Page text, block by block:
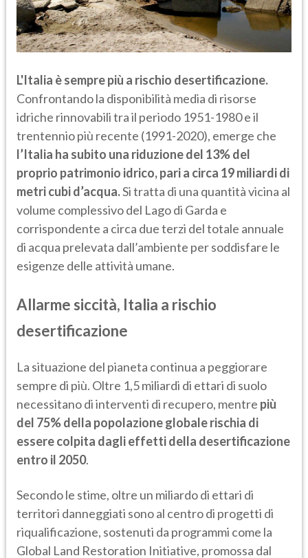
L'Italia è sempre più a rischio desertificazione.
Confrontando la disponibilità media di risorse
idriche rinnovabili tra il periodo 1951-1980 e il
trentennio più recente (1991-2020), emerge che
l’Italia ha subito una riduzione del 13% del
proprio patrimonio idrico, pari a circa 19 miliardi di
metri cubi d’acqua.Si tratta di una quantità vicina al
volume complessivo del Lago di Garda e
corrispondente a circa due terzi del totale annuale
di acqua prelevata dall’ambiente per soddisfare le
esigenze delle attività umane.
Allarme siccità, Italia a rischio
desertificazione
La situazione del pianeta continua a peggiorare
sempre di più. Oltre 1,5 miliardi di ettari di suolo
necessitano di interventi di recupero, mentre più
del 75% della popolazione globale rischia di
essere colpita dagli effetti della desertificazione
entro il 2050.
Secondo le stime, oltre un miliardo di ettari di
territori danneggiati sono al centro di progetti di
riqualificazione, sostenuti da programmi come la
Global Land Restoration Initiative, promossa dal